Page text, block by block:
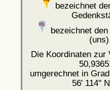
bezeichnet
bezeichnet
Die Koordinaten zur
umgerechnet in
56' 114''